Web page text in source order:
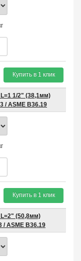
Купить в 1 клик
1/2" (38,1мм)
/ ASME B36.19
Купить в 1 клик
(50,8мм)
/ ASME B36.19